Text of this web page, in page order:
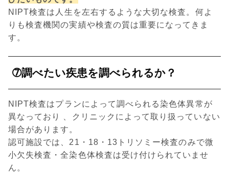
NIPT検査は人生を左右するような大切な検査。何よ
りも検査機関の実績や検査の質は重要になってきま
す。
➆調べたい疾患を調べられるか？
NIPT検査はプランによって調べられる染色体異常が
異なっており 、クリニックによって取り扱っていない
場合があります。
認可施設では、21・18・13トリソミー検査のみで微
小欠失検査・全染色体検査は受け付けられていませ
ん。